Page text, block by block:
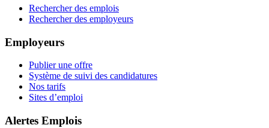
Rechercher des emplois
Rechercher des employeurs
Employeurs
Publier une offre
Système de suivi des candidatures
Nos tarifs
Sites d’emploi
Alertes Emplois